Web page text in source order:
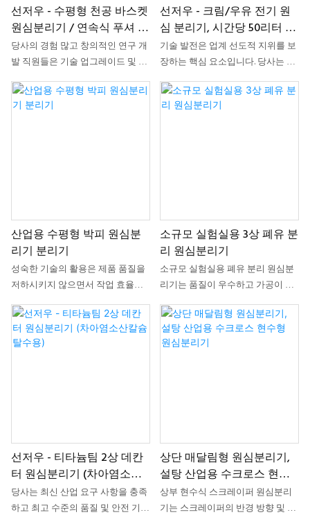
선저우 - 수평형 천공 바스켓
원심분리기 / 연속식 푸셔 원
심분리기 및 분리기
당사의 경험 많고 창의적인 연구 개
발 직원들은 기술 업그레이드 및 개
발에 끊임없이 매진해 왔습니다. 향
상된 기술 활용 덕분에 수평형 천공
바스켓 원심분리기/연속식 푸셔 원
선저우 - 크림/우유 전기 원
심 분리기, 시간당 50리터 우
유 분리
기술 발전은 업계 선도적 지위를 보
장하는 핵심 요소입니다. 당사는 끊
임없이 기술을 업데이트하고 개발
해 왔으며, 최첨단 기술의 활용을 통
해 제품의 특성을 최대한으로 끌어
산업용 수평형 박피 원심분
리기 분리기
성숙한 기술의 활용은 제품 품질을
저하시키지 않으면서 작업 효율성
을 크게 향상시키고 제조 비용을 절
감했습니다. 또한 분리 장비 분야에
서 훨씬 더 광범위한 활용 가능성을
입증했습니다.
소규모 실험실용 3상 폐유 분
리 원심분리기
소규모 실험실용 폐유 분리 원심분
리기는 품질이 우수하고 가공이 용
이한 원자재로 제작되었습니다. 이
러한 재료들의 뛰어난 성능을 모두
갖춘 Shenzhou 제품은 안정적이고
내구성이 뛰어납니다. 모든 면에서
선저우 - 티타늄팀 2상 데칸
터 원심분리기 (차아염소산
칼슘 탈수용)
당사는 최신 산업 요구 사항을 충족
하고 최고 수준의 품질 및 안전 기준
상단 매달림형 원심분리기,
설탕 산업용 수크로스 현수
형 원심분리기
상부 현수식 스크레이퍼 원심분리
기는 스크레이퍼의 반경 방향 및 축